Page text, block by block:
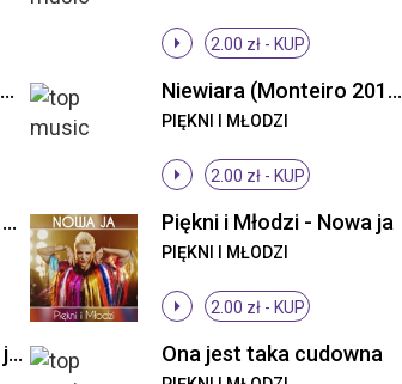
2.00 zł - KUP
Niewiara (Dominium Remix) Niewiara (Monteiro 2013 Remix)
PIĘKNI I MŁODZI
2.00 zł - KUP
Niewiara (Yacoop vs. K & N Remix) Piękni i Młodzi - Nowa ja
PIĘKNI I MŁODZI
2.00 zł - KUP
Piękni i Młodzi - Numer jeden (Original Mix) Ona jest taka cudowna